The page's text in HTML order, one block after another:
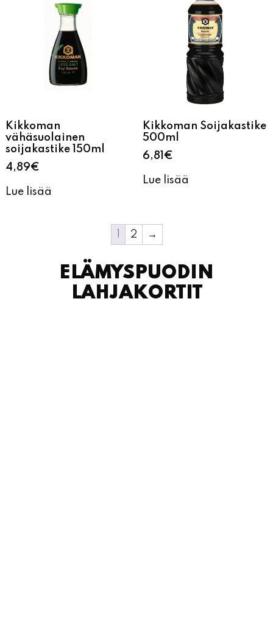
Kikkoman
4,89€
Lue lisää
Kikkoman Soijakastike
Lue lisää
ELÄMYSPUODIN
LAHJAKORTIT